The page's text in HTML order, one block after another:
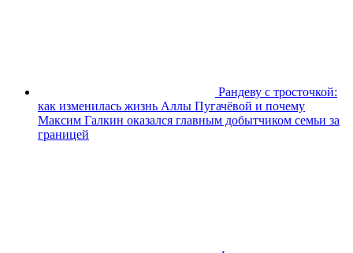
Рандеву с тросточкой:
как изменилась жизнь Аллы Пугачёвой и почему
Максим Галкин оказался главным добытчиком семьи за
границей